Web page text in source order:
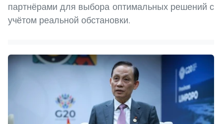
партнёрами для выбора оптимальных решений с
учётом реальной обстановки.